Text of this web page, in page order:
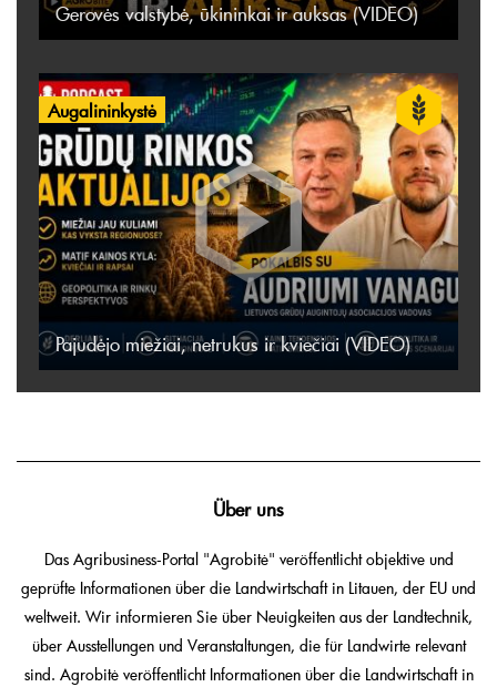
Gerovės valstybė, ūkininkai ir auksas (VIDEO)
Augalininkystė
Pajudėjo miežiai, netrukus ir kviečiai (VIDEO)
Über uns
Das Agribusiness-Portal "Agrobitė" veröffentlicht objektive und
geprüfte Informationen über die Landwirtschaft in Litauen, der EU und
weltweit. Wir informieren Sie über Neuigkeiten aus der Landtechnik,
über Ausstellungen und Veranstaltungen, die für Landwirte relevant
sind. Agrobitė veröffentlicht Informationen über die Landwirtschaft in